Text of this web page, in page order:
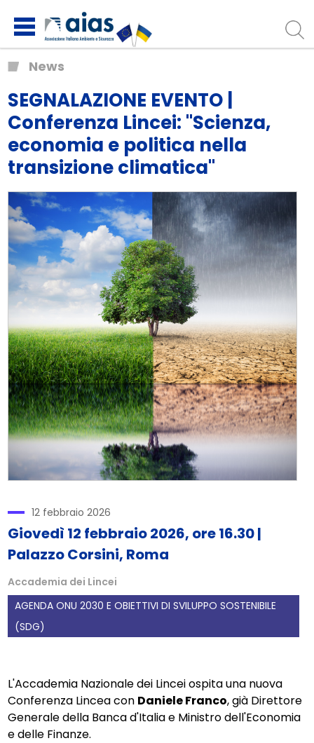
News
SEGNALAZIONE EVENTO |
Conferenza Lincei: "Scienza,
economia e politica nella
transizione climatica"
12 febbraio 2026
Giovedì 12 febbraio 2026, ore 16.30 |
Palazzo Corsini, Roma
Accademia dei Lincei
AGENDA ONU 2030 E OBIETTIVI DI SVILUPPO SOSTENIBILE
(SDG)
L'Accademia Nazionale dei Lincei ospita una nuova
Conferenza Lincea con Daniele Franco, già Direttore
Generale della Banca d'Italia e Ministro dell'Economia
e delle Finanze.